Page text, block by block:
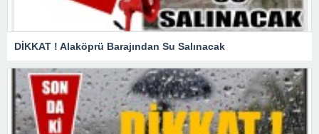
DİKKAT ! Alaköprü Barajından Su Salınacak